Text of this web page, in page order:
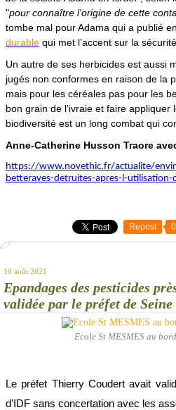
"pour connaître l'origine de cette
tombe mal pour Adama qui a publié
durable qui met l’accent sur la
Un autre de ses herbicides est aussi
jugés non conformes en raison de la
mais pour les céréales pas pour les
bon grain de l’ivraie et faire
biodiversité est un long combat qui
Anne-Catherine Husson Traore
https://www.novethic.fr/actualite/
betteraves-detruites-apres-l-
Repost 0
10 août 2021
Epandages des pesticides
validée par le préfet de
Ecole St MESMES au
Le préfet Thierry Coudert avait
d'IDF sans concertation avec les